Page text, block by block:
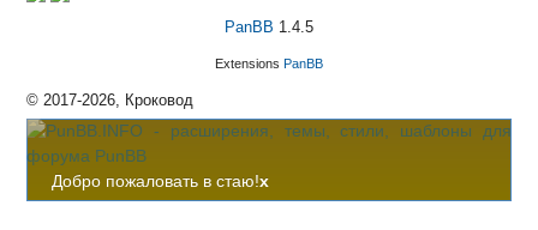
PanBB 1.4.5
Extensions PanBB
© 2017-2026, Кроковод
Добро пожаловать в стаю!x